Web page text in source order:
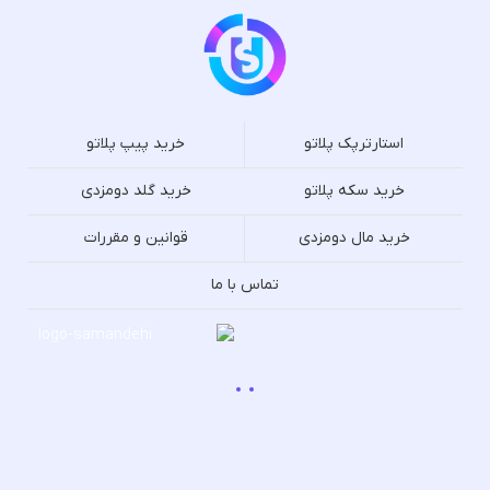
استارترپک پلاتو خرید پیپ پلاتو
خرید سکه پلاتو خرید گلد دومزدی
خرید مال دومزدی قوانین و مقررات
تماس با ما